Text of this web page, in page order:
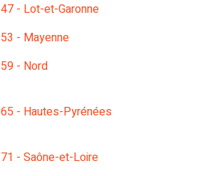
47 - Lot-et-Garonne
53 - Mayenne
59 - Nord
65 - Hautes-Pyrénées
71 - Saône-et-Loire